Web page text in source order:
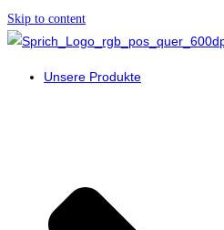
Skip to content
Unsere Produkte